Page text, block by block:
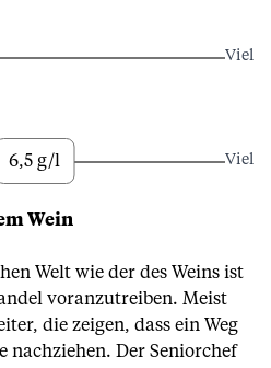
Viel
6,5 g/l Viel
Wein
Welt wie der des Weins ist
voranzutreiben. Meist
die zeigen, dass ein Weg
nachziehen. Der Seniorchef